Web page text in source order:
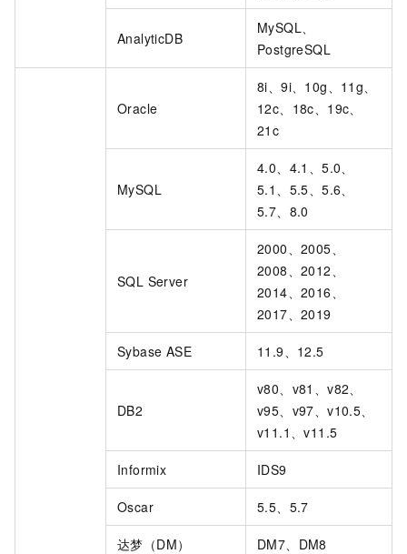
AnalyticDB
MySQL、
PostgreSQL
Oracle
8i、9i、10g、11g、
12c、18c、19c、
21c
MySQL
4.0、4.1、5.0、
5.1、5.5、5.6、
5.7、8.0
SQL Server
2000、2005、
2008、2012、
2014、2016、
2017、2019
Sybase ASE 11.9、12.5
DB2
v80、v81、v82、
v95、v97、v10.5、
v11.1、v11.5
Informix IDS9
Oscar 5.5、5.7
达梦（DM） DM7、DM8